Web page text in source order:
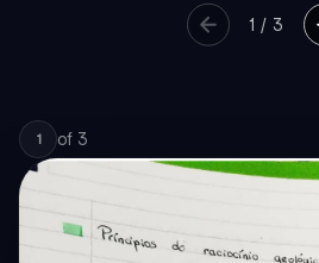
1 / 3
1 of 3